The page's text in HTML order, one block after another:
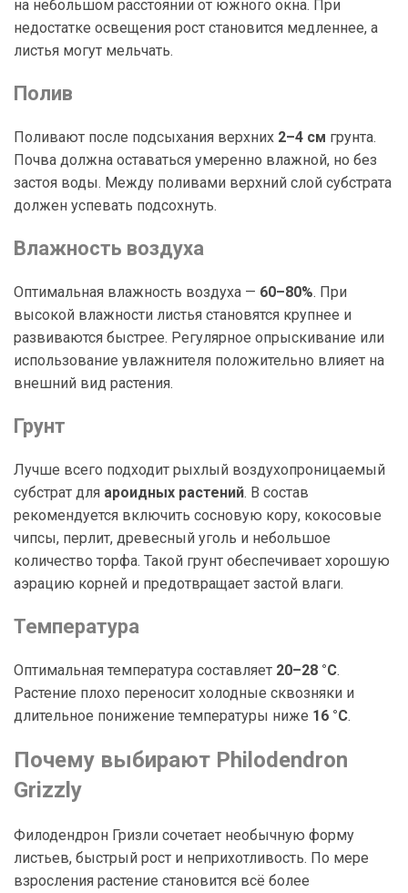
на небольшом расстоянии от южного окна. При
недостатке освещения рост становится медленнее, а
листья могут мельчать.
Полив
Поливают после подсыхания верхних 2–4 см грунта.
Почва должна оставаться умеренно влажной, но без
застоя воды. Между поливами верхний слой субстрата
должен успевать подсохнуть.
Влажность воздуха
Оптимальная влажность воздуха — 60–80%. При
высокой влажности листья становятся крупнее и
развиваются быстрее. Регулярное опрыскивание или
использование увлажнителя положительно влияет на
внешний вид растения.
Грунт
Лучше всего подходит рыхлый воздухопроницаемый
субстрат для ароидных растений. В состав
рекомендуется включить сосновую кору, кокосовые
чипсы, перлит, древесный уголь и небольшое
количество торфа. Такой грунт обеспечивает хорошую
аэрацию корней и предотвращает застой влаги.
Температура
Оптимальная температура составляет 20–28 °C.
Растение плохо переносит холодные сквозняки и
длительное понижение температуры ниже 16 °C.
Почему выбирают Philodendron
Grizzly
Филодендрон Гризли сочетает необычную форму
листьев, быстрый рост и неприхотливость. По мере
взросления растение становится всё более